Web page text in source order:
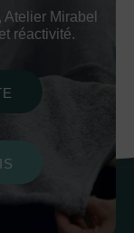
Mirabel
réactivité.